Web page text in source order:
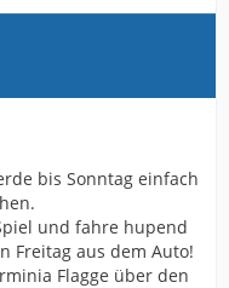
bis Sonntag einfach
und fahre hupend
Freitag aus dem Auto!
Flagge über den